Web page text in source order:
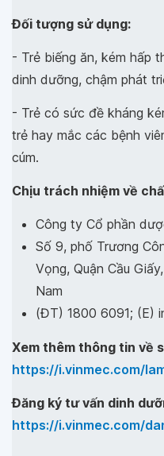
Đối tượng sử dụng:
- Trẻ biếng ăn, kém hấp
dinh dưỡng, chậm phát
- Trẻ có sức đề kháng
trẻ hay mắc các bệnh
cúm.
Chịu trách nhiệm về
Công ty Cổ phần
Số 9, phố Trương
Vọng, Quận Cầu
Nam
(ĐT) 1800 6091; (E)
Xem thêm thông tin về
https://i.vinmec.com/
Đăng ký tư vấn dinh
https://i.vinmec.com/